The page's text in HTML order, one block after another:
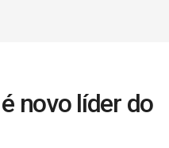
novo líder do